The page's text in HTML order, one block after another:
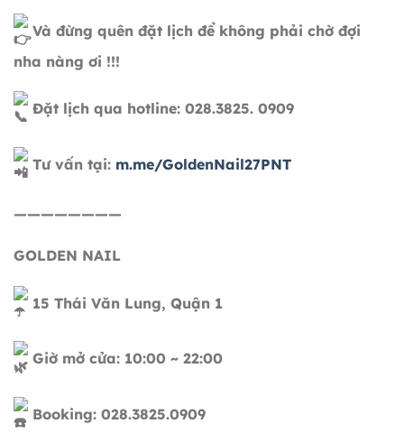
Và đừng quên đặt lịch để không phải chờ đợi
nha nàng ơi !!!
Đặt lịch qua hotline: 028.3825. 0909
Tư vấn tại: m.me/GoldenNail27PNT
————————
GOLDEN NAIL
15 Thái Văn Lung, Quận 1
Giờ mở cửa: 10:00 ~ 22:00
Booking: 028.3825.0909